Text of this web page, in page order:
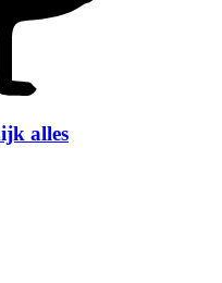
alles